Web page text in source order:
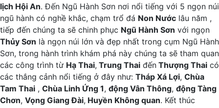
lịch Hội An. Đến Ngũ Hành Sơn nơi nổi tiếng với 5 ngọn núi
ngũ hành có nghề khắc, chạm trổ đá Non Nước lâu năm ,
tiếp đến chúng ta sẽ chinh phục Ngũ Hành Sơn với ngọn
Thủy Sơn là ngọn núi lớn và đẹp nhất trong cụm Ngũ Hành
Sơn, trong hành trình khám phá này chúng ta sẽ tham quan
các công trình từ Hạ Thai, Trung Thai đến Thượng Thai có
các thắng cảnh nổi tiếng ở đây như: Tháp Xá Lợi, Chùa
Tam Thai , Chùa Linh Ứng 1, động Vân Thông, động Tàng
Chơn, Vọng Giang Đài, Huyền Không quan. Kết thúc